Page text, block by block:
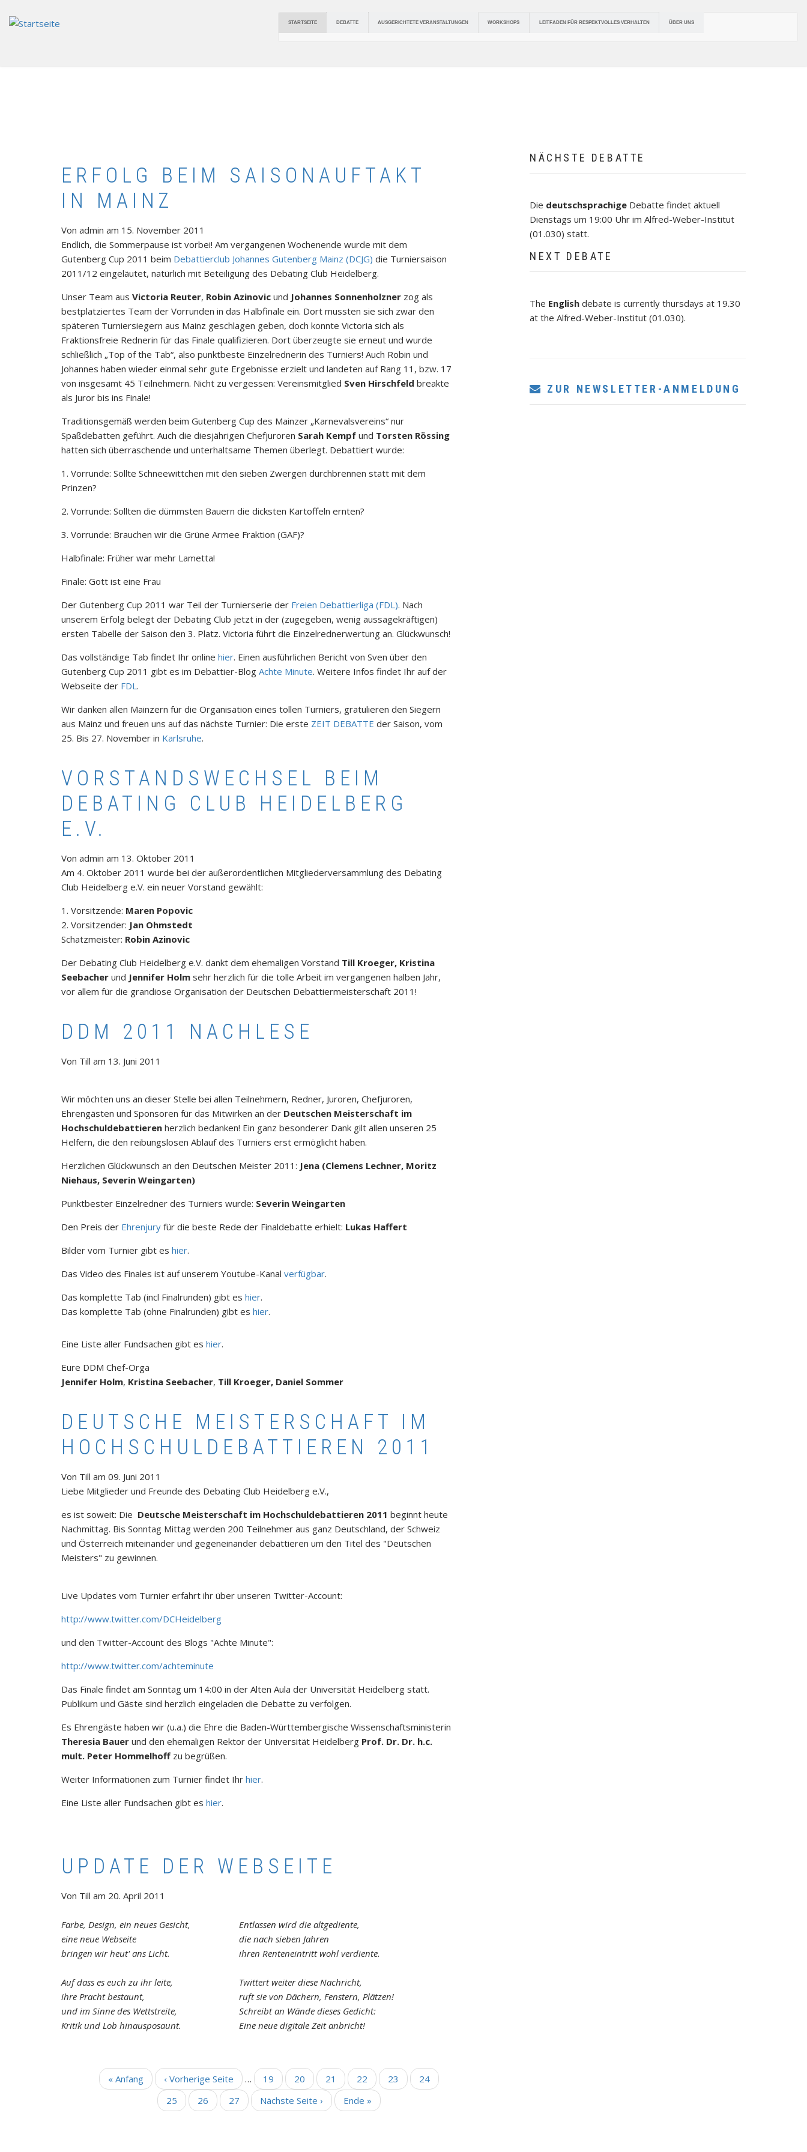
zum
STARTSEITE DEBATTE AUSGERICHTETE VERANSTALTUNGEN WORKSHOPS LEITFADEN FÜR RESPEKTVOLLES VERHALTEN ÜBER UNS
ERFOLG BEIM SAISONAUFTAKT
IN MAINZ
Von admin am 15. November 2011
Endlich, die Sommerpause ist vorbei! Am vergangenen Wochenende wurde mit dem
Gutenberg Cup 2011 beim Debattierclub Johannes Gutenberg Mainz (DCJG) die Turniersaison
2011/12 eingeläutet, natürlich mit Beteiligung des Debating Club Heidelberg.
Unser Team aus Victoria Reuter, Robin Azinovic und Johannes Sonnenholzner zog als
bestplatziertes Team der Vorrunden in das Halbfinale ein. Dort mussten sie sich zwar den
späteren Turniersiegern aus Mainz geschlagen geben, doch konnte Victoria sich als
Fraktionsfreie Rednerin für das Finale qualifizieren. Dort überzeugte sie erneut und wurde
schließlich „Top of the Tab“, also punktbeste Einzelrednerin des Turniers! Auch Robin und
Johannes haben wieder einmal sehr gute Ergebnisse erzielt und landeten auf Rang 11, bzw. 17
von insgesamt 45 Teilnehmern. Nicht zu vergessen: Vereinsmitglied Sven Hirschfeld breakte
als Juror bis ins Finale!
Traditionsgemäß werden beim Gutenberg Cup des Mainzer „Karnevalsvereins“ nur
Spaßdebatten geführt. Auch die diesjährigen Chefjuroren Sarah Kempf und Torsten Rössing
hatten sich überraschende und unterhaltsame Themen überlegt. Debattiert wurde:
1. Vorrunde: Sollte Schneewittchen mit den sieben Zwergen durchbrennen statt mit dem
Prinzen?
2. Vorrunde: Sollten die dümmsten Bauern die dicksten Kartoffeln ernten?
3. Vorrunde: Brauchen wir die Grüne Armee Fraktion (GAF)?
Halbfinale: Früher war mehr Lametta!
Finale: Gott ist eine Frau
Der Gutenberg Cup 2011 war Teil der Turnierserie der Freien Debattierliga (FDL). Nach
unserem Erfolg belegt der Debating Club jetzt in der (zugegeben, wenig aussagekräftigen)
ersten Tabelle der Saison den 3. Platz. Victoria führt die Einzelrednerwertung an. Glückwunsch!
Das vollständige Tab findet Ihr online hier. Einen ausführlichen Bericht von Sven über den
Gutenberg Cup 2011 gibt es im Debattier-Blog Achte Minute. Weitere Infos findet Ihr auf der
Webseite der FDL.
Wir danken allen Mainzern für die Organisation eines tollen Turniers, gratulieren den Siegern
aus Mainz und freuen uns auf das nächste Turnier: Die erste ZEIT DEBATTE der Saison, vom
25. Bis 27. November in Karlsruhe.
VORSTANDSWECHSEL BEIM
DEBATING CLUB HEIDELBERG
E.V.
Von admin am 13. Oktober 2011
Am 4. Oktober 2011 wurde bei der außerordentlichen Mitgliederversammlung des Debating
Club Heidelberg e.V. ein neuer Vorstand gewählt:
1. Vorsitzende: Maren Popovic
2. Vorsitzender: Jan Ohmstedt
Schatzmeister: Robin Azinovic
Der Debating Club Heidelberg e.V. dankt dem ehemaligen Vorstand Till Kroeger, Kristina
Seebacher und Jennifer Holm sehr herzlich für die tolle Arbeit im vergangenen halben Jahr,
vor allem für die grandiose Organisation der Deutschen Debattiermeisterschaft 2011!
DDM 2011 NACHLESE
Von Till am 13. Juni 2011
Wir möchten uns an dieser Stelle bei allen Teilnehmern, Redner, Juroren, Chefjuroren,
Ehrengästen und Sponsoren für das Mitwirken an der Deutschen Meisterschaft im
Hochschuldebattieren herzlich bedanken! Ein ganz besonderer Dank gilt allen unseren 25
Helfern, die den reibungslosen Ablauf des Turniers erst ermöglicht haben.
Herzlichen Glückwunsch an den Deutschen Meister 2011: Jena (Clemens Lechner, Moritz
Niehaus, Severin Weingarten)
Punktbester Einzelredner des Turniers wurde: Severin Weingarten
Den Preis der Ehrenjury für die beste Rede der Finaldebatte erhielt: Lukas Haffert
Bilder vom Turnier gibt es hier.
Das Video des Finales ist auf unserem Youtube-Kanal verfügbar.
Das komplette Tab (incl Finalrunden) gibt es hier.
Das komplette Tab (ohne Finalrunden) gibt es hier.
Eine Liste aller Fundsachen gibt es hier.
Eure DDM Chef-Orga
Jennifer Holm, Kristina Seebacher, Till Kroeger, Daniel Sommer
DEUTSCHE MEISTERSCHAFT IM
HOCHSCHULDEBATTIEREN 2011
Von Till am 09. Juni 2011
Liebe Mitglieder und Freunde des Debating Club Heidelberg e.V.,
es ist soweit: Die Deutsche Meisterschaft im Hochschuldebattieren 2011 beginnt heute
Nachmittag. Bis Sonntag Mittag werden 200 Teilnehmer aus ganz Deutschland, der Schweiz
und Österreich miteinander und gegeneinander debattieren um den Titel des "Deutschen
Meisters" zu gewinnen.
Live Updates vom Turnier erfahrt ihr über unseren Twitter-Account:
http://www.twitter.com/DCHeidelberg
und den Twitter-Account des Blogs "Achte Minute":
http://www.twitter.com/achteminute
Das Finale findet am Sonntag um 14:00 in der Alten Aula der Universität Heidelberg statt.
Publikum und Gäste sind herzlich eingeladen die Debatte zu verfolgen.
Es Ehrengäste haben wir (u.a.) die Ehre die Baden-Württembergische Wissenschaftsministerin
Theresia Bauer und den ehemaligen Rektor der Universität Heidelberg Prof. Dr. Dr. h.c.
mult. Peter Hommelhoff zu begrüßen.
Weiter Informationen zum Turnier findet Ihr hier.
Eine Liste aller Fundsachen gibt es hier.
UPDATE DER WEBSEITE
Von Till am 20. April 2011
Farbe, Design, ein neues Gesicht,
eine neue Webseite
bringen wir heut' ans Licht.
Auf dass es euch zu ihr leite,
ihre Pracht bestaunt,
und im Sinne des Wettstreite,
Kritik und Lob hinausposaunt.
Entlassen wird die altgediente,
die nach sieben Jahren
ihren Renteneintritt wohl verdiente.
Twittert weiter diese Nachricht,
ruft sie von Dächern, Fenstern, Plätzen!
Schreibt an Wände dieses Gedicht:
Eine neue digitale Zeit anbricht!
SEITENNUMMERIERUNG
Erste
Seite
« Anfang
Vorherige
Seite
‹ Vorherige Seite … Seite
19 Seite
20 Seite
21 Seite
22 Seite
23 Seite
24
Seite
25
Aktuelle
Seite
26 Seite
27
Nächste
Seite
Nächste Seite ›
Letzte
Seite
Ende »
NÄCHSTE DEBATTE
Die deutschsprachige Debatte findet aktuell
Dienstags um 19:00 Uhr im Alfred-Weber-Institut
(01.030) statt.
NEXT DEBATE
The English debate is currently thursdays at 19.30
at the Alfred-Weber-Institut (01.030).
ZUR NEWSLETTER-ANMELDUNG